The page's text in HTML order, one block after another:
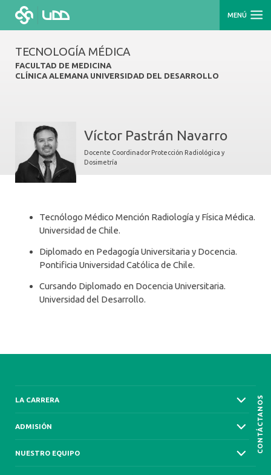
MENÚ
TECNOLOGÍA MÉDICA
FACULTAD DE MEDICINA
CLÍNICA ALEMANA UNIVERSIDAD DEL DESARROLLO
Víctor Pastrán Navarro
Docente Coordinador Protección Radiológica y
Dosimetría
Tecnólogo Médico Mención Radiología y Física Médica.
Universidad de Chile.
Diplomado en Pedagogía Universitaria y Docencia.
Pontificia Universidad Católica de Chile.
Cursando Diplomado en Docencia Universitaria.
Universidad del Desarrollo.
CONTÁCTANOS
LA CARRERA
ADMISIÓN
NUESTRO EQUIPO